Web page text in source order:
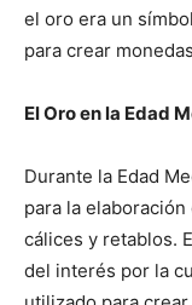
el oro era un
para crear
El Oro en la Edad
Durante la Edad
para la
cálices y retablos.
del interés por la